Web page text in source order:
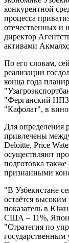
конкурентной
процесса
отечественных и
директор
активами
По его словам,
реализации
конца года
"Ферганский
"Кафолат", в
Для определения
привлечены
Deloitte, Price
осуществляют
подготовка
признанными
"В Узбекистане
остаётся
показатель в
США – 11%,
"Стратегия по
государственным